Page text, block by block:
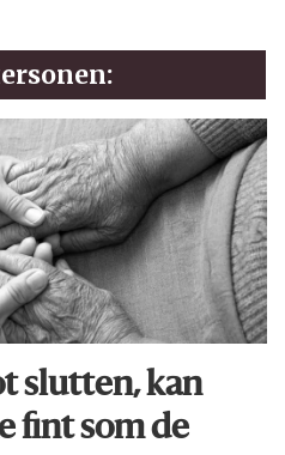
slutten, kan
fint som de